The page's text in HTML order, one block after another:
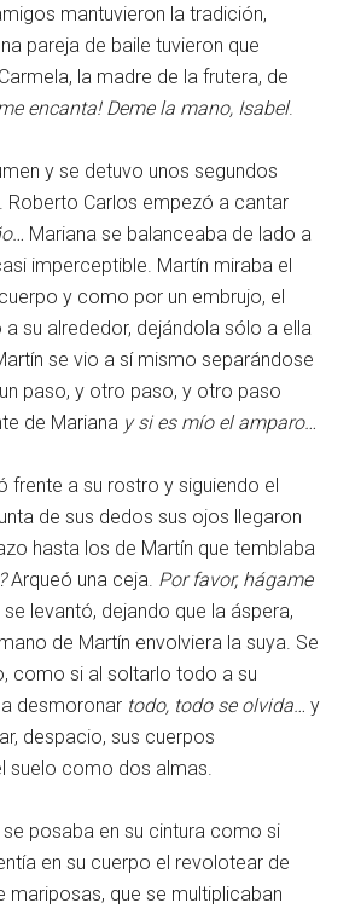
mantuvieron la tradición,
pareja de baile tuvieron que
la madre de la frutera, de
encanta! Deme la mano, Isabel.
y se detuvo unos segundos
Roberto Carlos empezó a cantar
Mariana se balanceaba de lado a
imperceptible. Martín miraba el
y como por un embrujo, el
su alrededor, dejándola sólo a ella
se vio a sí mismo separándose
paso, y otro paso, y otro paso
de Mariana y si es mío el amparo…
frente a su rostro y siguiendo el
de sus dedos sus ojos llegaron
hasta los de Martín que temblaba
Arqueó una ceja. Por favor, hágame
se levantó, dejando que la áspera,
de Martín envolviera la suya. Se
como si al soltarlo todo a su
desmoronar todo, todo se olvida…y
despacio, sus cuerpos
suelo como dos almas.
posaba en su cintura como si
en su cuerpo el revolotear de
mariposas, que se multiplicaban